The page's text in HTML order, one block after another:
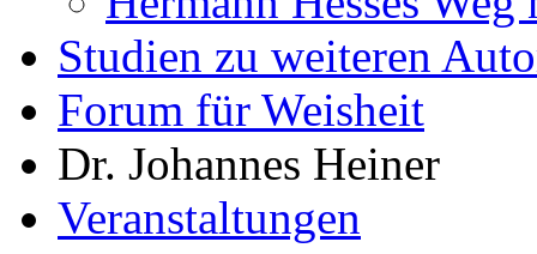
Studien zu weiteren
Forum für Weisheit
Dr. Johannes Heiner
Veranstaltungen